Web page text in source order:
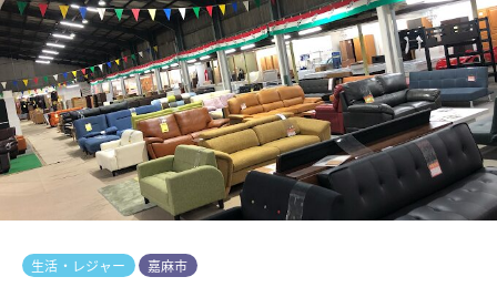
生活・レジャー
嘉麻市